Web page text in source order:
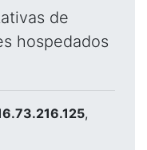
de
hospedados
,